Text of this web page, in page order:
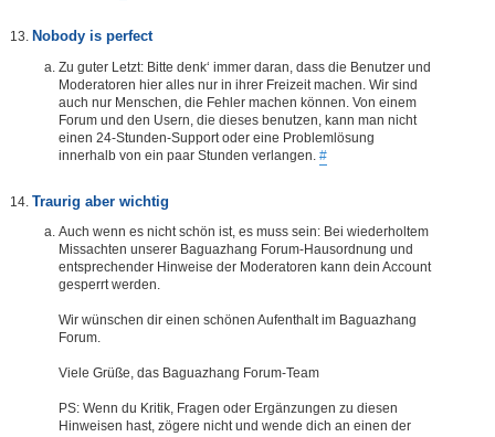
Nobody is perfect
Zu guter Letzt: Bitte denk‘ immer daran, dass die Benutzer und
Moderatoren hier alles nur in ihrer Freizeit machen. Wir sind
auch nur Menschen, die Fehler machen können. Von einem
Forum und den Usern, die dieses benutzen, kann man nicht
einen 24-Stunden-Support oder eine Problemlösung
innerhalb von ein paar Stunden verlangen. #
Traurig aber wichtig
Auch wenn es nicht schön ist, es muss sein: Bei wiederholtem
Missachten unserer Baguazhang Forum-Hausordnung und
entsprechender Hinweise der Moderatoren kann dein Account
gesperrt werden.
Wir wünschen dir einen schönen Aufenthalt im Baguazhang
Forum.
Viele Grüße, das Baguazhang Forum-Team
PS: Wenn du Kritik, Fragen oder Ergänzungen zu diesen
Hinweisen hast, zögere nicht und wende dich an einen der